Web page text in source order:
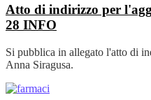
Atto di indirizzo per
28 INFO
Si pubblica in allegato l'atto di
Anna Siragusa.